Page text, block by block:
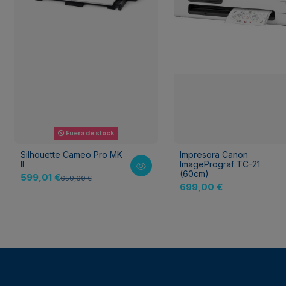
Fuera de stock
Silhouette Cameo Pro MK
II
599,01 €659,00 €
Impresora Canon
ImagePrograf TC-21
(60cm)
699,00 €